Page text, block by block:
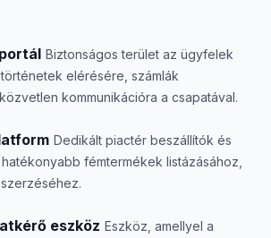
Biztonságos terület az ügyfelek
elérésére, számlák
kommunikációra a csapatával.
Dedikált piactér beszállítók és
fémtermékek listázásához,
eszköz Eszköz, amellyel a